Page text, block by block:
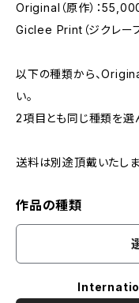
Original（原作）：
Giclee Print（ジクレー
以下の種類から、
い。
2項目とも同じ種類を選
送料は別途頂戴いたしま
作品の種類